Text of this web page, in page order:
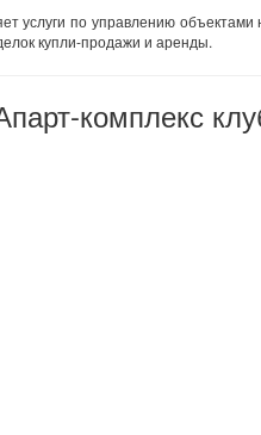
услуги по управлению
купли-продажи и аренды.
комплекс